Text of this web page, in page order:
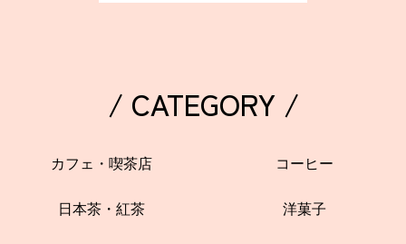
/ CATEGORY /
カフェ・喫茶店 コーヒー
日本茶・紅茶 洋菓子